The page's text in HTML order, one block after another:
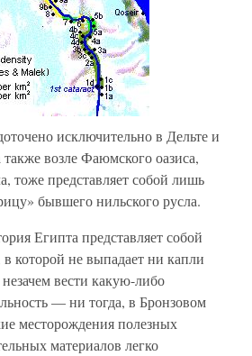
исключительно в Дельте и
возле Фаюмского оазиса,
тоже представляет собой лишь
бывшего нильского русла.
Египта представляет собой
которой не выпадает ни капли
вести какую-либо
— ни тогда, в Бронзовом
месторождения полезных
материалов легко